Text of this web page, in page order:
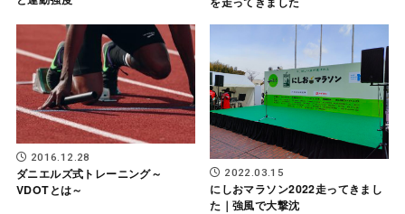
2016.12.28
ダニエルズ式トレーニング～
VDOTとは～
2022.03.15
にしおマラソン2022走ってきまし
た｜強風で大撃沈